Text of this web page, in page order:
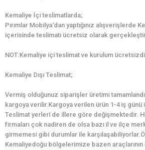
Kemaliye İçi teslimatlarda;
Pırımlar Mobilya‘dan yaptığınız alışverişlerde
içerisinde teslimatı ücretsiz olarak
NOT:Kemaliye içi teslimat ve kurulum
Kemaliye Dışı Teslimat;
Vermiş olduğunuz siparişler üretimi
kargoya verilir.Kargoya verilen ürün 1-4 iş
Teslimat yerleri de illere göre değişmektedir.
firmaları çok nadiren de olsa bazı il ve ilçe
girmemesi gibi durumlar ile
Kemaliyedoğu bölgelerimize bazen